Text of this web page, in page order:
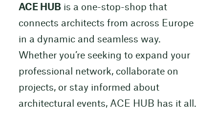
ACE HUBis a one-stop-shop that
connects architects from across Europe
in a dynamic and seamless way.
Whether you’re seeking to expand your
professional network, collaborate on
projects, or stay informed about
architectural events, ACE HUB has it all.